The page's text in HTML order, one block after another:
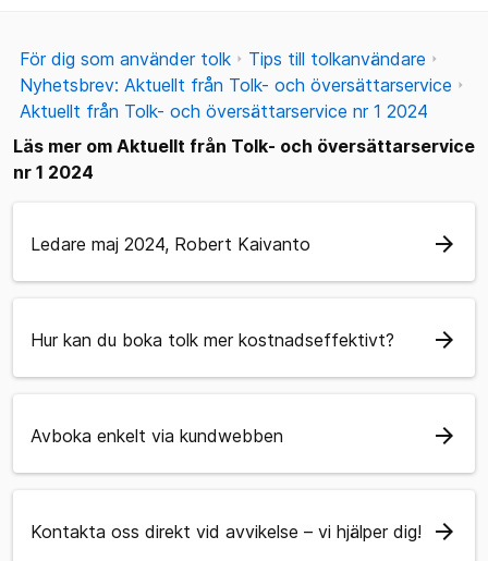
För dig som använder tolk
Tips till tolkanvändare
Nyhetsbrev: Aktuellt från Tolk- och översättarservice
Aktuellt från Tolk- och översättarservice nr 1 2024
Läs mer om Aktuellt från Tolk- och översättarservice
nr 1 2024
Ledare maj 2024, Robert Kaivanto arrow_forward
Hur kan du boka tolk mer kostnadseffektivt? arrow_forward
Avboka enkelt via kundwebben arrow_forward
Kontakta oss direkt vid avvikelse – vi hjälper dig! arrow_forward